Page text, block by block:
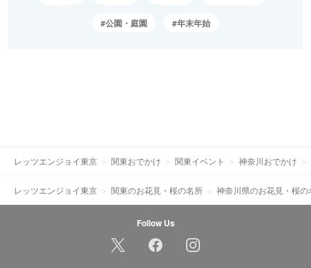
公園・庭園 年末年始
レッツエンジョイ東京 関東おでかけ 関東イベント 神奈川おでかけ
レッツエンジョイ東京 関東のお花見・桜の名所 神奈川県のお花見・桜の
Follow Us